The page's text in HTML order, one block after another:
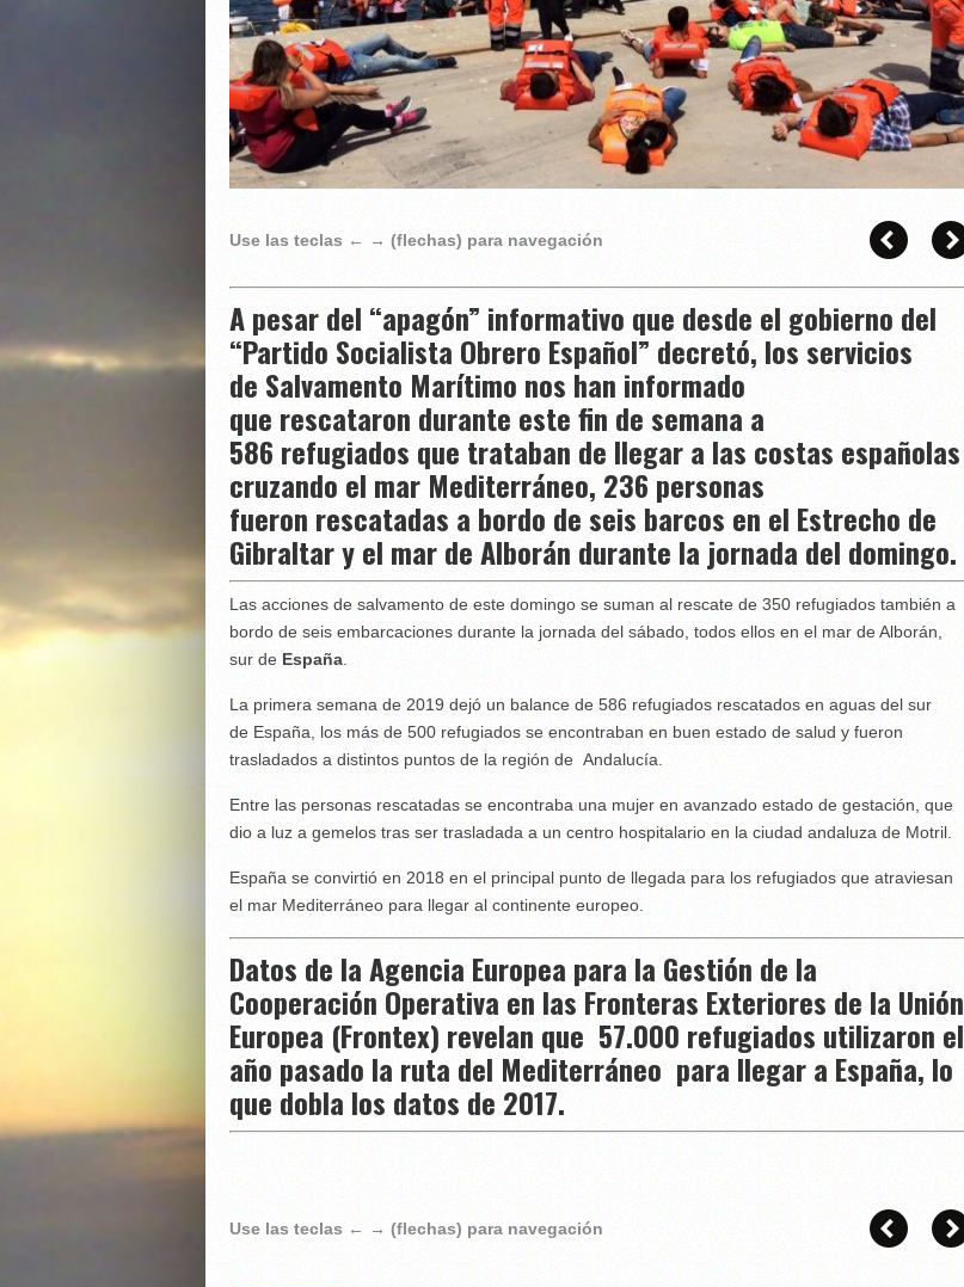
Use las teclas ← → (flechas) para navegación
A pesar del “apagón” informativo que desde el gobierno del
“Partido Socialista Obrero Español” decretó, los servicios
de Salvamento Marítimo nos han informado
que rescataron durante este fin de semana a
586 refugiados que trataban de llegar a las costas españolas
cruzando el mar Mediterráneo, 236 personas
fueron rescatadas a bordo de seis barcos en el Estrecho de
Gibraltar y el mar de Alborán durante la jornada del domingo.
Las acciones de salvamento de este domingo se suman al rescate de 350 refugiados también a
bordo de seis embarcaciones durante la jornada del sábado, todos ellos en el mar de Alborán,
sur de España
La primera semana de 2019 dejó un balance de 586 refugiados rescatados en aguas del sur
de España, los más de 500 refugiados se encontraban en buen estado de salud y fueron
trasladados a distintos puntos de la región de Andalucía.
Entre las personas rescatadas se encontraba una mujer en avanzado estado de gestación, que
dio a luz a gemelos tras ser trasladada a un centro hospitalario en la ciudad andaluza de Motril.
España se convirtió en 2018 en el principal punto de llegada para los refugiados que atraviesan
el mar Mediterráneo para llegar al continente europeo.
Datos de la Agencia Europea para la Gestión de la
Cooperación Operativa en las Fronteras Exteriores de la Unión
Europea (Frontex) revelan que 57.000 refugiados utilizaron el
año pasado la ruta del Mediterráneo para llegar a España, lo
que dobla los datos de 2017.
Use las teclas ← → (flechas) para navegación